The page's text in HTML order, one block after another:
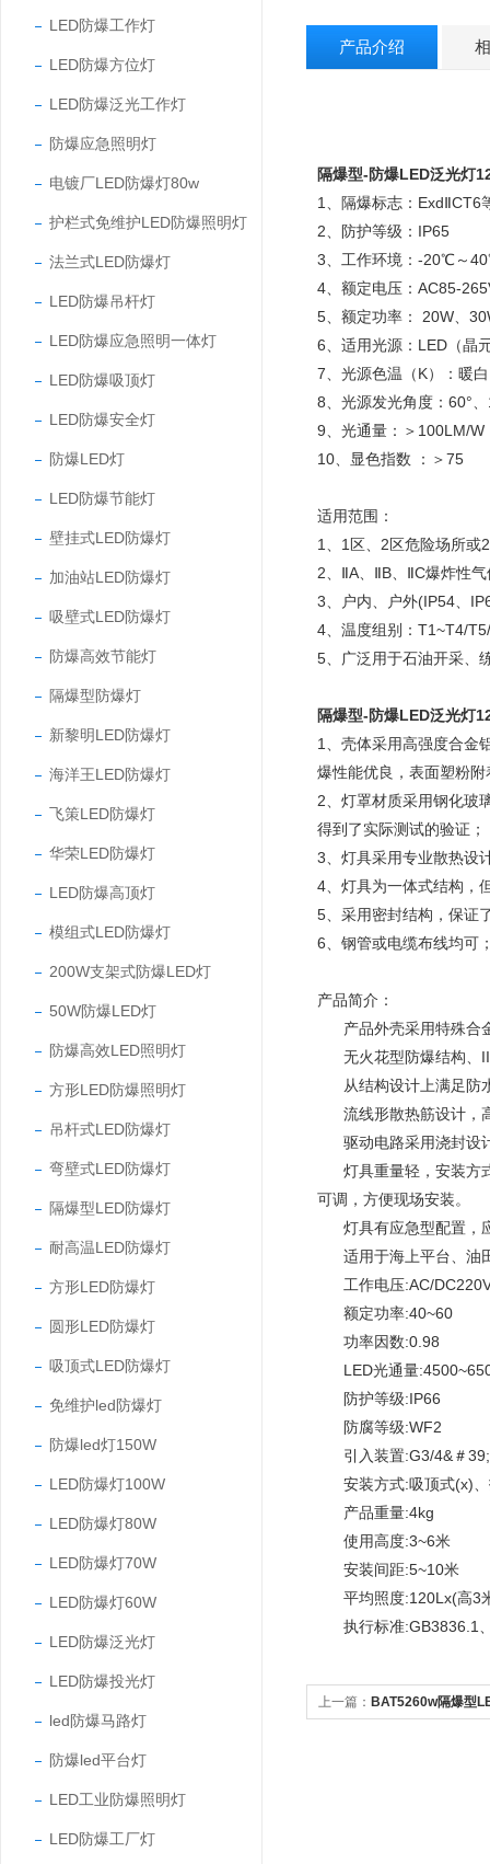
LED防爆工作灯
LED防爆方位灯
LED防爆泛光工作灯
防爆应急照明灯
电镀厂LED防爆灯80w
护栏式免维护LED防爆照明灯
法兰式LED防爆灯
LED防爆吊杆灯
LED防爆应急照明一体灯
LED防爆吸顶灯
LED防爆安全灯
防爆LED灯
LED防爆节能灯
壁挂式LED防爆灯
加油站LED防爆灯
吸壁式LED防爆灯
防爆高效节能灯
隔爆型防爆灯
新黎明LED防爆灯
海洋王LED防爆灯
飞策LED防爆灯
华荣LED防爆灯
LED防爆高顶灯
模组式LED防爆灯
200W支架式防爆LED灯
50W防爆LED灯
防爆高效LED照明灯
方形LED防爆照明灯
吊杆式LED防爆灯
弯壁式LED防爆灯
隔爆型LED防爆灯
耐高温LED防爆灯
方形LED防爆灯
圆形LED防爆灯
吸顶式LED防爆灯
免维护led防爆灯
防爆led灯150W
LED防爆灯100W
LED防爆灯80W
LED防爆灯70W
LED防爆灯60W
LED防爆泛光灯
LED防爆投光灯
led防爆马路灯
防爆led平台灯
LED工业防爆照明灯
LED防爆工厂灯
产品介绍
隔爆型-防爆LED泛光灯
1、隔爆标志：ExdⅡCT6
2、防护等级：IP65
3、工作环境：-20℃～
4、额定电压：AC85-
5、额定功率： 20W、
6、适用光源：LED（晶
7、光源色温（K）：暖
8、光源发光角度：60°
9、光通量：＞100LM/W
10、显色指数 ：＞75
适用范围：
1、1区、2区危险场所或
2、ⅡA、ⅡB、ⅡC爆炸性
3、户内、户外(IP54、
4、温度组别：T1~T4/
5、广泛用于石油开采、
隔爆型-防爆LED泛光灯
1、壳体采用高强度合金
爆性能优良，表面塑粉
2、灯罩材质采用钢化玻
得到了实际测试的验证；
3、灯具采用专业散热设
4、灯具为一体式结构，
5、采用密封结构，保证
6、钢管或电缆布线均可
产品简介：
产品外壳采用特殊合金
无火花型防爆结构、
从结构设计上满足防
流线形散热筋设计，高
驱动电路采用浇封设
灯具重量轻，安装方式
可调，方便现场安装。
灯具有应急型配置，
适用于海上平台、油
工作电压:AC/DC220V
额定功率:40~60
功率因数:0.98
LED光通量
防护等级:IP66
防腐等级:WF2
引入装置:G3/4&＃39;
安装方式:吸顶式(x)、
产品重量:4kg
使用高度:3~6米
安装间距:5~10米
平均照度:120Lx(高3
执行标准:GB3836.1、
上一篇： BAT5260w隔爆型